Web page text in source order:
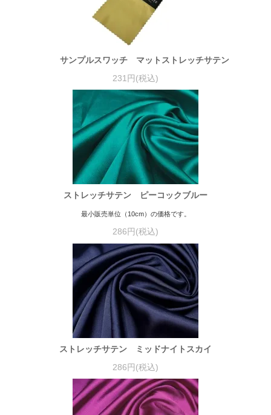
サンプルスワッチ マットストレッチサテン
231円(税込)
ストレッチサテン ピーコックブルー
最小販売単位（10cm）の価格です。
286円(税込)
ストレッチサテン ミッドナイトスカイ
286円(税込)